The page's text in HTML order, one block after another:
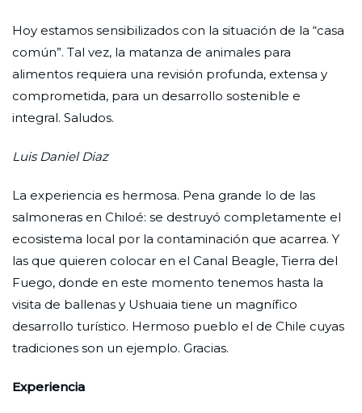
Hoy estamos sensibilizados con la situación de la “casa
común”. Tal vez, la matanza de animales para
alimentos requiera una revisión profunda, extensa y
comprometida, para un desarrollo sostenible e
integral. Saludos.
Luis Daniel Diaz
La experiencia es hermosa. Pena grande lo de las
salmoneras en Chiloé: se destruyó completamente el
ecosistema local por la contaminación que acarrea. Y
las que quieren colocar en el Canal Beagle, Tierra del
Fuego, donde en este momento tenemos hasta la
visita de ballenas y Ushuaia tiene un magnífico
desarrollo turístico. Hermoso pueblo el de Chile cuyas
tradiciones son un ejemplo. Gracias.
Experiencia